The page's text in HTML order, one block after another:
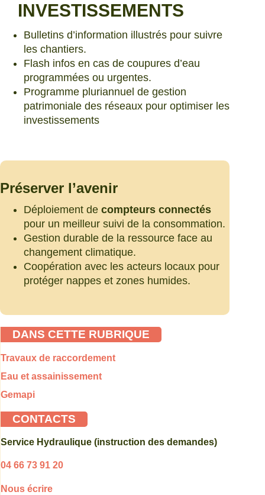
INVESTISSEMENTS
Bulletins d’information illustrés pour suivre
les chantiers.
Flash infos en cas de coupures d’eau
programmées ou urgentes.
Programme pluriannuel de gestion
patrimoniale des réseaux pour optimiser les
investissements
Préserver l’avenir
Déploiement de compteurs connectés
pour un meilleur suivi de la consommation.
Gestion durable de la ressource face au
changement climatique.
Coopération avec les acteurs locaux pour
protéger nappes et zones humides.
DANS CETTE RUBRIQUE
Travaux de raccordement
Eau et assainissement
Gemapi
CONTACTS
Service Hydraulique (instruction des demandes)
04 66 73 91 20
Nous écrire